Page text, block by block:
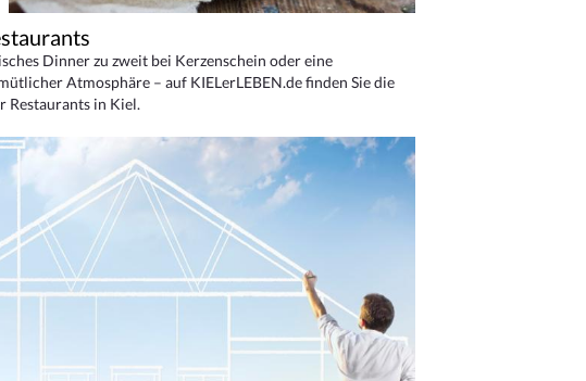
Dinner zu zweit bei Kerzenschein oder eine
Atmosphäre – auf KIELerLEBEN.de finden Sie die
Restaurants in Kiel.